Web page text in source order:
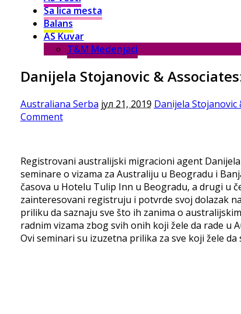
Sa lica mesta
Balans
AS Kuvar
T&M Medenjaci
Danijela Stojanovic &
Australiana Serba јул 21, 2019 Danijela
Comment
Registrovani australijski migracioni agent
seminare o vizama za Australiju u Beogradu i
časova u Hotelu Tulip Inn u Beogradu, a drugi u
zainteresovani registruju i potvrde svoj dolazak
priliku da saznaju sve što ih zanima o
radnim vizama zbog svih onih koji žele da rade u
Ovi seminari su izuzetna prilika za sve koji žele